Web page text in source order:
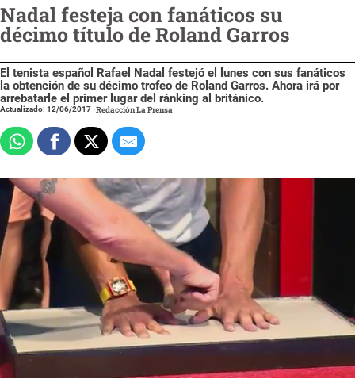
Nadal festeja con fanáticos su
décimo título de Roland Garros
El tenista español Rafael Nadal festejó el lunes con sus fanáticos
la obtención de su décimo trofeo de Roland Garros. Ahora irá por
arrebatarle el primer lugar del ránking al británico.
Actualizado: 12/06/2017-Redacción La Prensa